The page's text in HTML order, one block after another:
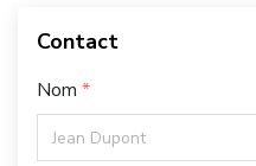
Contact
Nom